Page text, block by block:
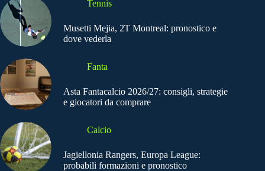
Tennis
Musetti Mejia, 2T Montreal: pronostico e
dove vederla
Fanta
Asta Fantacalcio 2026/27: consigli, strategie
e giocatori da comprare
Calcio
Jagiellonia Rangers, Europa League:
probabili formazioni e pronostico